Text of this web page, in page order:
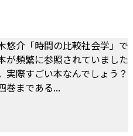
悠介「時間の比較社会学」で
が頻繁に参照されていました
際すごい本なんでしょう？
巻まである...